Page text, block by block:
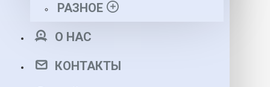
РАЗНОЕ
О НАС
КОНТАКТЫ